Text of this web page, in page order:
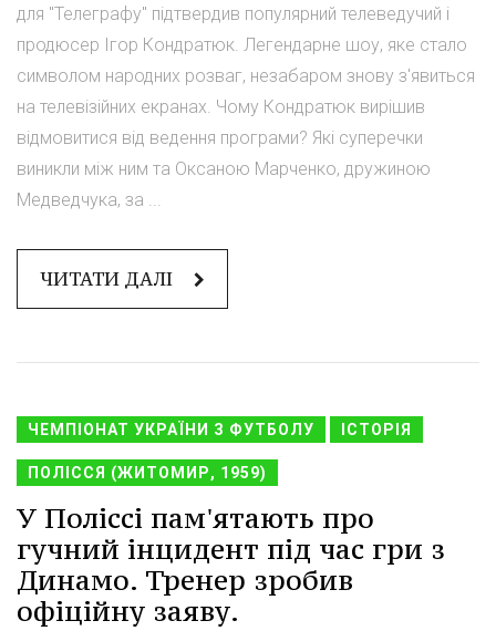
для "Телеграфу" підтвердив популярний телеведучий і
продюсер Ігор Кондратюк. Легендарне шоу, яке стало
символом народних розваг, незабаром знову з'явиться
на телевізійних екранах. Чому Кондратюк вирішив
відмовитися від ведення програми? Які суперечки
виникли між ним та Оксаною Марченко, дружиною
Медведчука, за ...
ЧИТАТИ ДАЛІ
ЧЕМПІОНАТ УКРАЇНИ З ФУТБОЛУ ІСТОРІЯ
ПОЛІССЯ (ЖИТОМИР, 1959)
У Поліссі пам'ятають про
гучний інцидент під час гри з
Динамо. Тренер зробив
офіційну заяву.